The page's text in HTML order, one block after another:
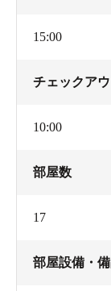
15:00
チェックアウ
10:00
部屋数
17
部屋設備・